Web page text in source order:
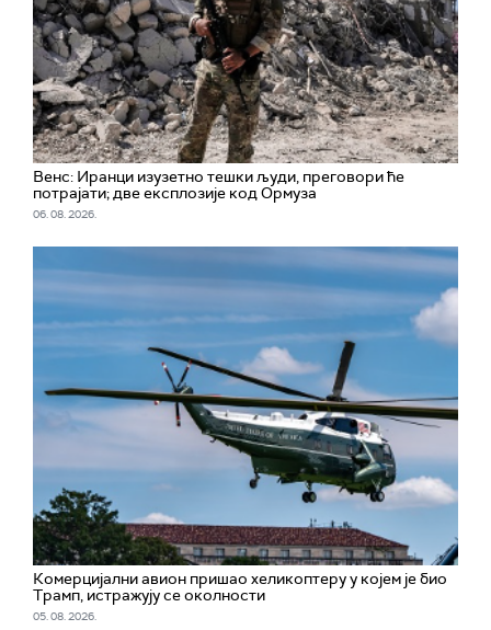
Венс: Иранци изузетно тешки људи, преговори ће
потрајати; две експлозије код Ормуза
06. 08. 2026.
Комерцијални авион пришао хеликоптеру у којем је био
Трамп, истражују се околности
05. 08. 2026.